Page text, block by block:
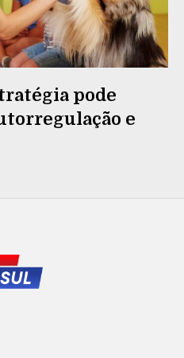
pode
e